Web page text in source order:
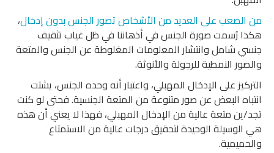
من الصعبعلى العديد من الأشخاصتصور الجنسبدونإدخال،
هكذا رُسمت صورة الجنس في أذهاننا في ظل غياب تثقيف
جنسي شامل وانتشار المعلومات المغلوطة عن الجنس والمتعة
والصور النمطية للرجولة والأنوثة.
التركيز على الإدخال المهبلي، واعتبار أنه وحده الجنس، يشتت
انتباه البعض عن صور متنوعة من المتعة الجنسية. فحتى لو كنت
تجد/ين متعة عالية من الإدخال المهبلي، فهذا لا يعني أن هذه
هي الوسيلة الوحيدة لتحقيق درجات عالية من الاستمتاع
والحميمية.